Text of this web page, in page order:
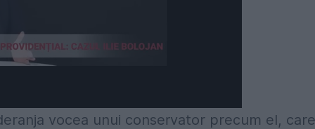
vocea unui conservator precum el, care